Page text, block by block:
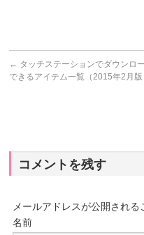
← タッチステーションでダウンロ
できるアイテム一覧（2015年2月版
コメントを残す
メールアドレスが公開される
名前